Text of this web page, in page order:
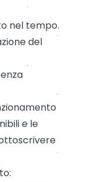
nel tempo.
del
e le